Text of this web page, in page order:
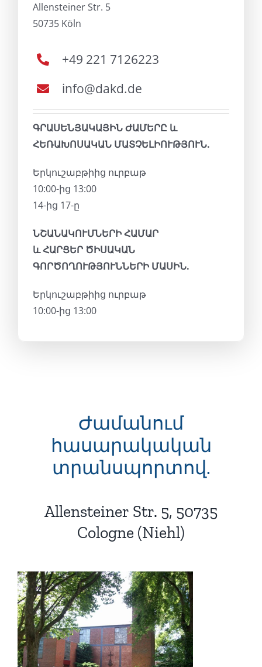
Allensteiner Str. 5
50735 Köln
+49 221 7126223
info@dakd.de
ԳՐԱՍԵՆՅԱԿԱՅԻՆ ԺԱՄԵՐԸ և
ՀԵՌԱԽՈՍԱԿԱՆ ՄԱՏՉԵԼԻՈՒԹՅՈՒՆ.
Երկուշաբթիից ուրբաթ
10:00-ից 13:00
14-ից 17-ը
ՆՇԱՆԱԿՈՒՄՆԵՐԻ ՀԱՄԱՐ
և ՀԱՐՑԵՐ ԾԻՍԱԿԱՆ
ԳՈՐԾՈՂՈՒԹՅՈՒՆՆԵՐԻ ՄԱՍԻՆ.
Երկուշաբթիից ուրբաթ
10:00-ից 13:00
Ժամանում
հասարակական
տրանսպորտով.
Allensteiner Str. 5, 50735
Cologne (Niehl)